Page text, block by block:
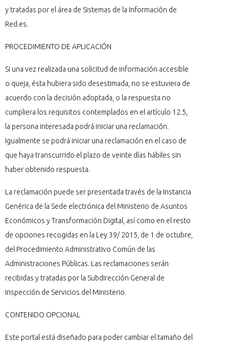
y tratadas por el área de Sistemas de la Información de
Red.es.
PROCEDIMIENTO DE APLICACIÓN
Si una vez realizada una solicitud de información accesible
o queja, ésta hubiera sido desestimada, no se estuviera de
acuerdo con la decisión adoptada, o la respuesta no
cumpliera los requisitos contemplados en el artículo 12.5,
la persona interesada podrá iniciar una reclamación.
Igualmente se podrá iniciar una reclamación en el caso de
que haya transcurrido el plazo de veinte días hábiles sin
haber obtenido respuesta.
La reclamación puede ser presentada través de la Instancia
Genérica de la Sede electrónica del Ministerio de Asuntos
Económicos y Transformación Digital, así como en el resto
de opciones recogidas en la Ley 39/ 2015, de 1 de octubre,
del Procedimiento Administrativo Común de las
Administraciones Públicas. Las reclamaciones serán
recibidas y tratadas por la Subdirección General de
Inspección de Servicios del Ministerio.
CONTENIDO OPCIONAL
Este portal está diseñado para poder cambiar el tamaño del